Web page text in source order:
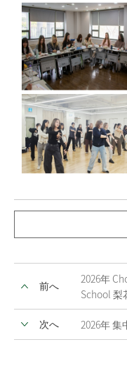
前へ
2026年
School 梨
次へ 2026年 集